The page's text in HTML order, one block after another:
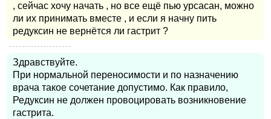
, сейчас хочу начать , но все ещё пью урсасан, можно
ли их принимать вместе , и если я начну пить
редуксин не вернётся ли гастрит ?
Здравствуйте.
При нормальной переносимости и по назначению
врача такое сочетание допустимо. Как правило,
Редуксин не должен провоцировать возникновение
гастрита.